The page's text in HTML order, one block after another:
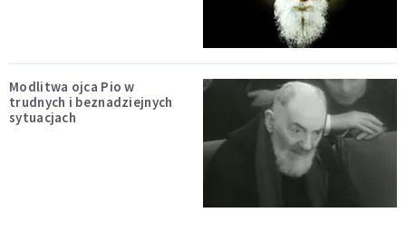
Modlitwa ojca Pio w
trudnych i beznadziejnych
sytuacjach